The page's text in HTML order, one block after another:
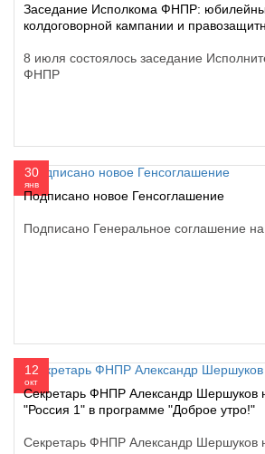
Заседание Исполкома ФНПР:
колдоговорной кампании и
8 июля состоялось заседание
ФНПР
30
янв
Подписано новое Генсоглашение
Подписано Генеральное соглашение
12
окт
Секретарь ФНПР Александр Шершуков
"Россия 1" в программе "Доброе утро!"
Секретарь ФНПР Александр Шершуков